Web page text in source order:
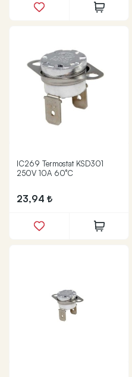
IC269 Termostat KSD301
250V 10A 60°C
23,94